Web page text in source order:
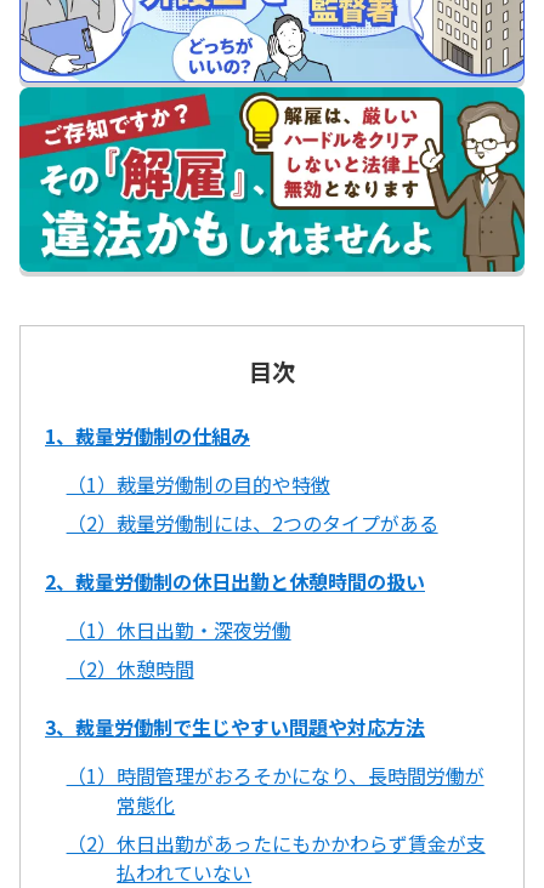
目次
1、裁量労働制の仕組み
（1）裁量労働制の目的や特徴
（2）裁量労働制には、2つのタイプがある
2、裁量労働制の休日出勤と休憩時間の扱い
（1）休日出勤・深夜労働
（2）休憩時間
3、裁量労働制で生じやすい問題や対応方法
（1）時間管理がおろそかになり、長時間労働が
常態化
（2）休日出勤があったにもかかわらず賃金が支
払われていない